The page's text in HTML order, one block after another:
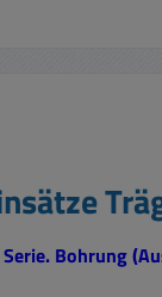
Bohrung